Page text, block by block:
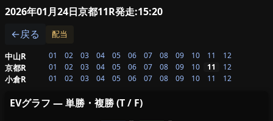
2026年01月24日京都11R発走:15:20
←戻る
配当
中山R 01 02 03 04 05 06 07 08 09 10 11 12
京都R 01 02 03 04 05 06 07 08 09 10 11 12
小倉R 01 02 03 04 05 06 07 08 09 10 11 12
EVグラフ — 単勝・複勝 (T / F)